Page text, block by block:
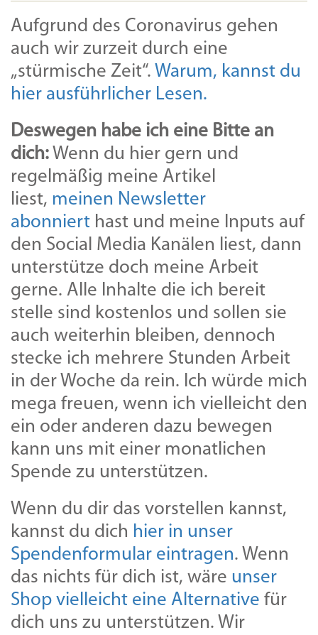
Aufgrund des Coronavirus gehen
auch wir zurzeit durch eine
„stürmische Zeit“. Warum, kannst du
hier ausführlicher Lesen.
Deswegen habe ich eine Bitte an
dich: Wenn du hier gern und
regelmäßig meine Artikel
liest, meinen Newsletter
abonniert hast und meine Inputs auf
den Social Media Kanälen liest, dann
unterstütze doch meine Arbeit
gerne. Alle Inhalte die ich bereit
stelle sind kostenlos und sollen sie
auch weiterhin bleiben, dennoch
stecke ich mehrere Stunden Arbeit
in der Woche da rein. Ich würde mich
mega freuen, wenn ich vielleicht den
ein oder anderen dazu bewegen
kann uns mit einer monatlichen
Spende zu unterstützen.
Wenn du dir das vorstellen kannst,
kannst du dich hier in unser
Spendenformular eintragen. Wenn
das nichts für dich ist, wäre unser
Shop vielleicht eine Alternative für
dich uns zu unterstützen. Wir